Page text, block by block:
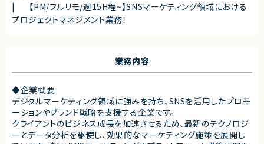
|
【PM/フルリモ/週15H程~】SNSマーケティング領域における
プロジェクトマネジメント業務！
業務内容
◆企業概要
デジタルマーケティング領域に強みを持ち、SNSを活用したプロモ
ーションやブランド戦略を支援する企業です。
クライアントのビジネス成長を加速させるため、最新のテクノロジ
ーとデータ分析を駆使し、効果的なマーケティング施策を展開し